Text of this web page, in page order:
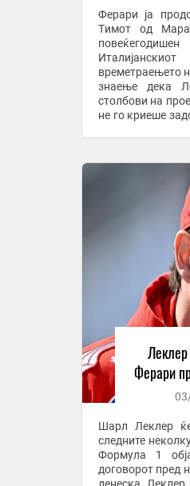
Ферари ја
Tимот од
времетраењето
знаење дека
столбови на
не го криеше
Леклер
Ферари
Шарл Леклер
следните
Формула 1
договорот пред